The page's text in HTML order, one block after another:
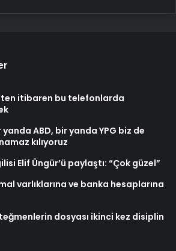
itibaren bu telefonlarda
ABD, bir yanda YPG biz de
kılıyoruz
Elif Üngür’ü paylaştı: “Çok güzel”
varlıklarına ve banka hesaplarına
dosyası ikinci kez disiplin